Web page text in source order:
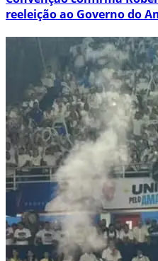
reeleição ao Governo do